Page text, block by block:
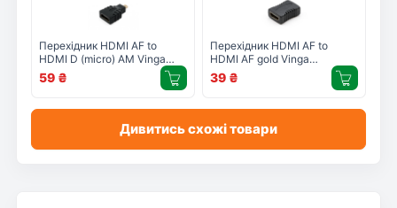
Перехідник HDMI AF to
HDMI D (micro) AM Vinga
(VCPHDMIFMM)
59 ₴
Перехідник HDMI AF to
HDMI AF gold Vinga
(VCPAHDMIFF)
39 ₴
Дивитись схожі товари